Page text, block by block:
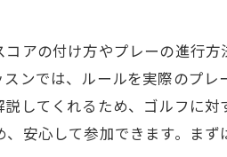
コツ
る方法
ポイント
アの付け方やプレーの進行
ンでは、ルールを実際のプ
してくれるため、ゴルフに対
安心して参加できます。ま